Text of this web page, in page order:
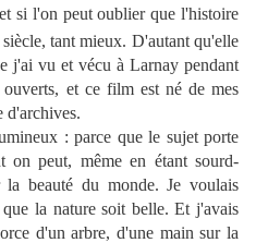
si l'on peut oublier que l'histoire
siècle, tant mieux. D'autant qu'elle
j'ai vu et vécu à Larnay pendant
et ce film est né de mes
d'archives.
: parce que le sujet porte
on peut, même en étant sourd-
la beauté du monde. Je voulais
la nature soit belle. Et j'avais
d'un arbre, d'une main sur la